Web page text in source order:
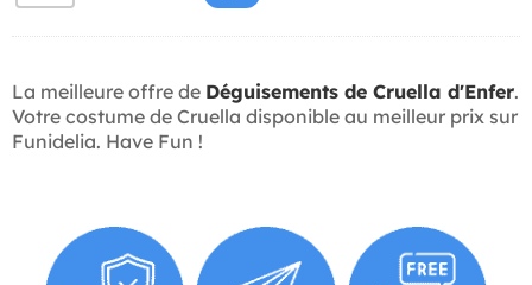
La meilleure offre de Déguisements de Cruella d'Enfer.
Votre costume de Cruella disponible au meilleur prix sur
Funidelia. Have Fun !